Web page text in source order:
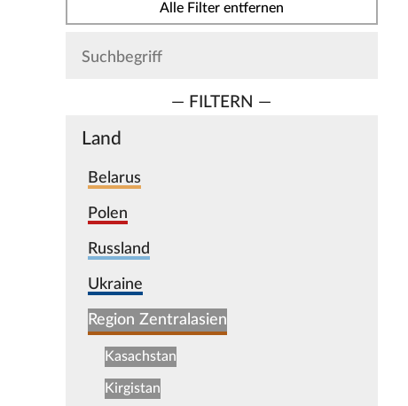
Alle Filter entfernen
— FILTERN —
Land
Belarus
Polen
Russland
Ukraine
Region Zentralasien
Kasachstan
Kirgistan